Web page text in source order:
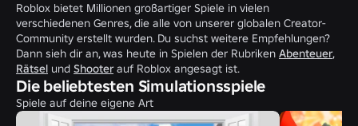
Roblox bietet Millionen großartiger Spiele in vielen
verschiedenen Genres, die alle von unserer globalen Creator-
Community erstellt wurden. Du suchst weitere Empfehlungen?
Dann sieh dir an, was heute in Spielen der Rubriken Abenteuer,
Rätsel und Shooterauf Roblox angesagt ist.
Die beliebtesten Simulationsspiele
Spiele auf deine eigene Art